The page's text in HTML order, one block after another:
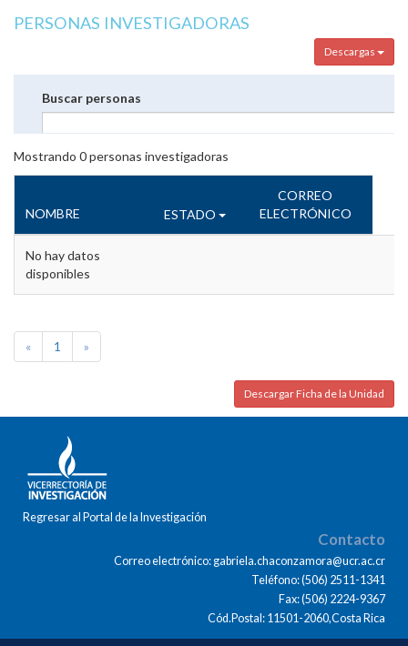
PERSONAS INVESTIGADORAS
Descargas
Buscar personas
Mostrando 0personas investigadoras
NOMBRE ESTADO
CORREO
ELECTRÓNICO
No hay datos
disponibles
« 1 »
Descargar Ficha de la Unidad
Regresar al Portal de la Investigación
Contacto
Correo electrónico: gabriela.chaconzamora@ucr.ac.cr
Teléfono: (506) 2511-1341
Fax: (506) 2224-9367
Cód.Postal: 11501-2060,Costa Rica